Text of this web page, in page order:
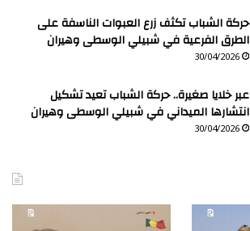
حركة الشباب تكثف زرع العبوات الناسفة على
الطرق الفرعية في شبيلي الوسطى وهيران
30/04/2026
عبر خلايا صغيرة.. حركة الشباب تعيد تشكيل
انتشارها الميداني في شبيلي الوسطى وهيران
30/04/2026